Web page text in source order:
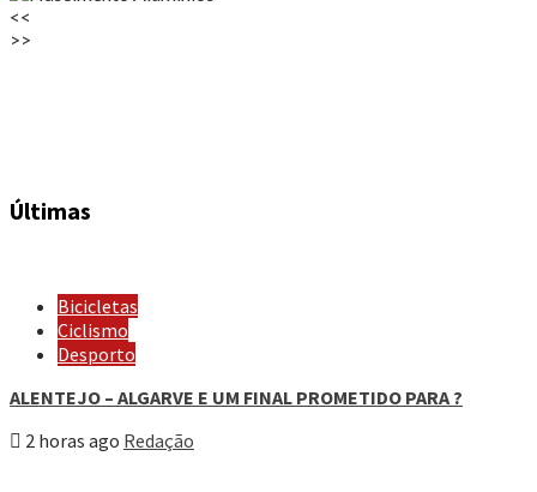
<<
>>
Últimas
Bicicletas
Ciclismo
Desporto
ALENTEJO – ALGARVE E UM FINAL PROMETIDO PARA ?
2 horas ago Redação